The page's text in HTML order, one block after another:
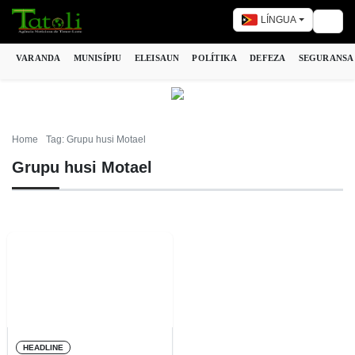
LÍNGUA
VARANDA MUNISÍPIU ELEISAUN POLÍTIKA DEFEZA SEGURANSA
Home Tag: Grupu husi Motael
Grupu husi Motael
HEADLINE